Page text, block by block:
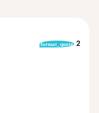
format_quote 2